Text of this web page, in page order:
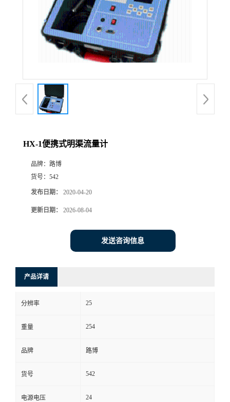
品
厅
联
系
方
式
HX-1便携式明渠流量计
品牌： 路博
货号： 542
发布日期： 2020-04-20
更新日期： 2026-08-04
发送咨询信息
产品详请
分辨率 25
重量 254
品牌 路博
货号 542
电源电压 24